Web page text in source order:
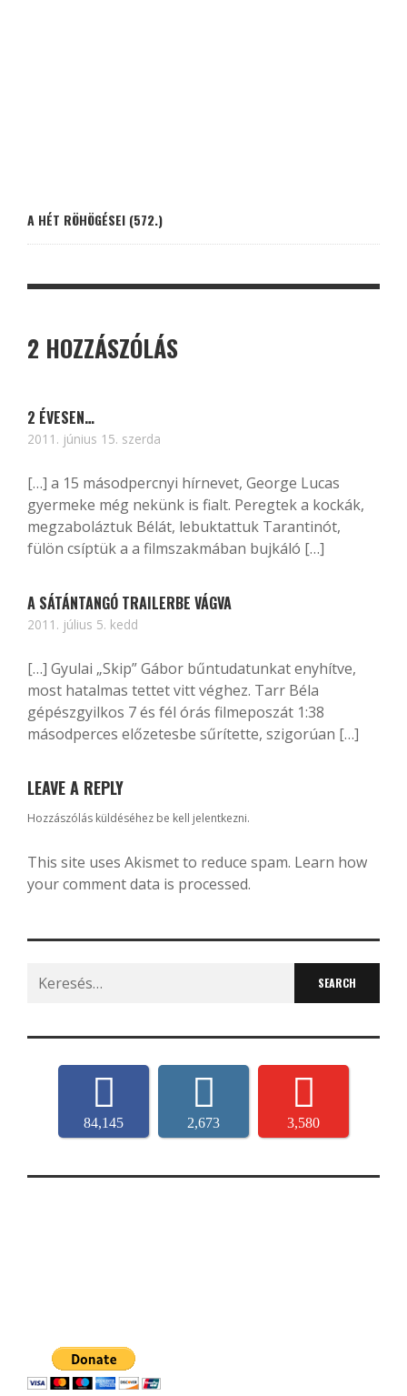
A HÉT RÖHÖGÉSEI (572.)
2 HOZZÁSZÓLÁS
2 ÉVESEN…
2011. június 15. szerda
[…] a 15 másodpercnyi hírnevet, George Lucas
gyermeke még nekünk is fialt. Peregtek a kockák,
megzaboláztuk Bélát, lebuktattuk Tarantinót,
fülön csíptük a a filmszakmában bujkáló […]
A SÁTÁNTANGÓ TRAILERBE VÁGVA
2011. július 5. kedd
[…] Gyulai „Skip” Gábor bűntudatunkat enyhítve,
most hatalmas tettet vitt véghez. Tarr Béla
gépészgyilkos 7 és fél órás filmeposzát 1:38
másodperces előzetesbe sűrítette, szigorúan […]
LEAVE A REPLY
Hozzászólás küldéséhez be kell jelentkezni.
This site uses Akismet to reduce spam. Learn how
your comment data is processed.
Search
for:
84,145 2,673 3,580